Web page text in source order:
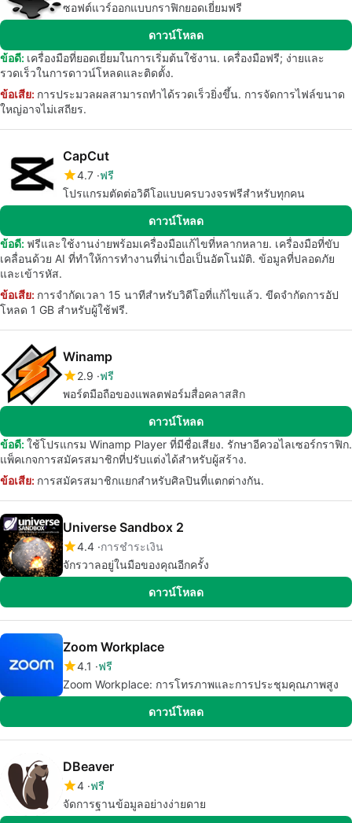
ซอฟต์แวร์ออกแบบกราฟิกยอดเยี่ยมฟรี
ดาวน์โหลด
ข้อดี: เครื่องมือที่ยอดเยี่ยมในการเริ่มต้นใช้งาน. เครื่องมือฟรี; ง่ายและ
รวดเร็วในการดาวน์โหลดและติดตั้ง.
ข้อเสีย: การประมวลผลสามารถทำได้รวดเร็วยิ่งขึ้น. การจัดการไฟล์ขนาด
ใหญ่อาจไม่เสถียร.
CapCut
4.7 ฟรี
โปรแกรมตัดต่อวิดีโอแบบครบวงจรฟรีสำหรับทุกคน
ดาวน์โหลด
ข้อดี: ฟรีและใช้งานง่ายพร้อมเครื่องมือแก้ไขที่หลากหลาย. เครื่องมือที่ขับ
เคลื่อนด้วย AI ที่ทำให้การทำงานที่น่าเบื่อเป็นอัตโนมัติ. ข้อมูลที่ปลอดภัย
และเข้ารหัส.
ข้อเสีย: การจำกัดเวลา 15 นาทีสำหรับวิดีโอที่แก้ไขแล้ว. ขีดจำกัดการอัป
โหลด 1 GB สำหรับผู้ใช้ฟรี.
Winamp
2.9 ฟรี
พอร์ตมือถือของแพลตฟอร์มสื่อคลาสสิก
ดาวน์โหลด
ข้อดี: ใช้โปรแกรม Winamp Player ที่มีชื่อเสียง. รักษาอีควอไลเซอร์กราฟิก.
แพ็คเกจการสมัครสมาชิกที่ปรับแต่งได้สำหรับผู้สร้าง.
ข้อเสีย: การสมัครสมาชิกแยกสำหรับศิลปินที่แตกต่างกัน.
Universe Sandbox 2
4.4 การชำระเงิน
จักรวาลอยู่ในมือของคุณอีกครั้ง
ดาวน์โหลด
Zoom Workplace
4.1
ฟรี
Zoom Workplace: การโทรภาพและการประชุมคุณภาพสูง
ดาวน์โหลด
DBeaver
4 ฟรี
จัดการฐานข้อมูลอย่างง่ายดาย